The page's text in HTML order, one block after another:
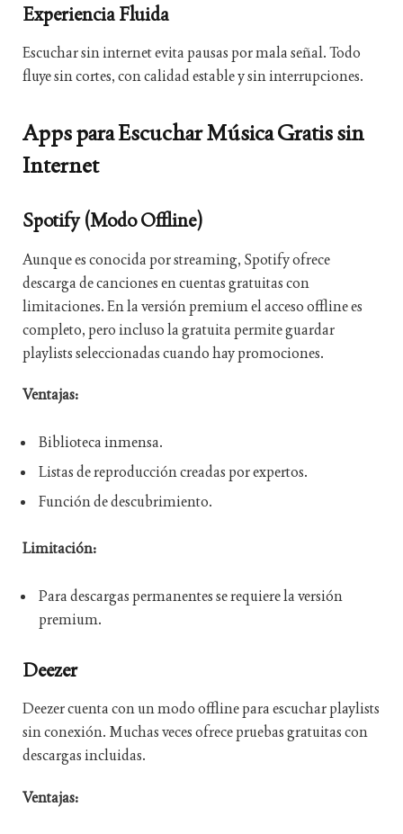
Experiencia Fluida
Escuchar sin internet evita pausas por mala señal. Todo
fluye sin cortes, con calidad estable y sin interrupciones.
Apps para Escuchar Música Gratis sin
Internet
Spotify (Modo Offline)
Aunque es conocida por streaming, Spotify ofrece
descarga de canciones en cuentas gratuitas con
limitaciones. En la versión premium el acceso offline es
completo, pero incluso la gratuita permite guardar
playlists seleccionadas cuando hay promociones.
Ventajas:
Biblioteca inmensa.
Listas de reproducción creadas por expertos.
Función de descubrimiento.
Limitación:
Para descargas permanentes se requiere la versión
premium.
Deezer
Deezer cuenta con un modo offline para escuchar playlists
sin conexión. Muchas veces ofrece pruebas gratuitas con
descargas incluidas.
Ventajas: